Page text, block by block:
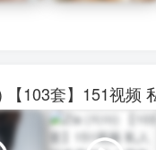
【103套】151视频